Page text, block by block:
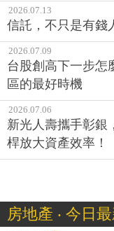
2026.07.13
信託，不只是有錢
2026.07.09
台股創高下一步怎
區的最好時機
2026.07.06
新光人壽攜手彰銀
桿放大資產效率！
房地產 ‧ 今日